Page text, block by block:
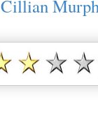
Cillian